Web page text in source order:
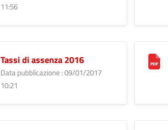
11:56
Tassi di assenza 2016
Data pubblicazione : 09/01/2017
10:21